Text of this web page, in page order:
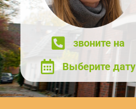
звоните на
Выберите дату